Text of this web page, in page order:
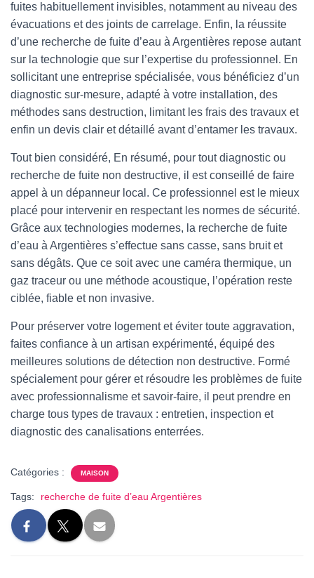
fuites habituellement invisibles, notamment au niveau des
évacuations et des joints de carrelage. Enfin, la réussite
d’une recherche de fuite d’eau à Argentières repose autant
sur la technologie que sur l’expertise du professionnel. En
sollicitant une entreprise spécialisée, vous bénéficiez d’un
diagnostic sur-mesure, adapté à votre installation, des
méthodes sans destruction, limitant les frais des travaux et
enfin un devis clair et détaillé avant d’entamer les travaux.
Tout bien considéré, En résumé, pour tout diagnostic ou
recherche de fuite non destructive, il est conseillé de faire
appel à un dépanneur local. Ce professionnel est le mieux
placé pour intervenir en respectant les normes de sécurité.
Grâce aux technologies modernes, la recherche de fuite
d’eau à Argentières s’effectue sans casse, sans bruit et
sans dégâts. Que ce soit avec une caméra thermique, un
gaz traceur ou une méthode acoustique, l’opération reste
ciblée, fiable et non invasive.
Pour préserver votre logement et éviter toute aggravation,
faites confiance à un artisan expérimenté, équipé des
meilleures solutions de détection non destructive. Formé
spécialement pour gérer et résoudre les problèmes de fuite
avec professionnalisme et savoir-faire, il peut prendre en
charge tous types de travaux : entretien, inspection et
diagnostic des canalisations enterrées.
Catégories : MAISON
Tags: recherche de fuite d’eau Argentières